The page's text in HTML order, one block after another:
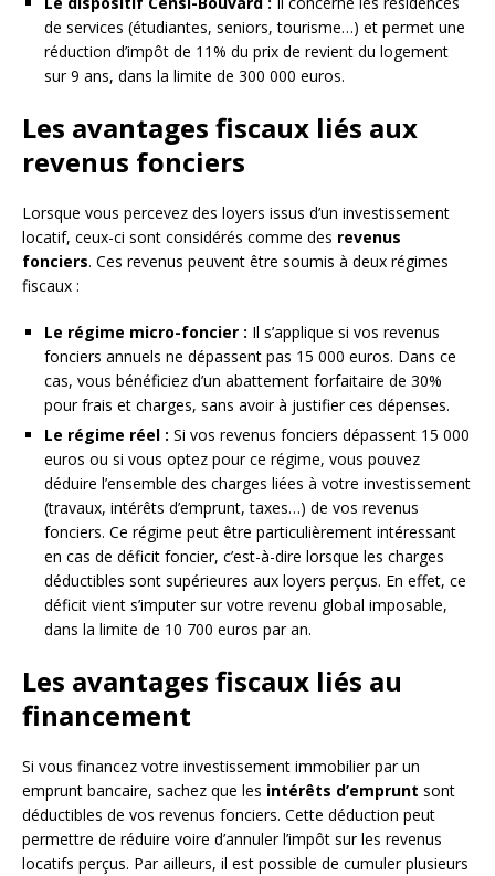
de services (étudiantes, seniors, tourisme…) et permet une
réduction d’impôt de 11% du prix de revient du logement
sur 9 ans, dans la limite de 300 000 euros.
Les avantages fiscaux liés aux
revenus fonciers
Lorsque vous percevez des loyers issus d’un investissement
locatif, ceux-ci sont considérés comme des revenus
fonciers. Ces revenus peuvent être soumis à deux régimes
fiscaux :
Le régime micro-foncier : Il s’applique si vos revenus
fonciers annuels ne dépassent pas 15 000 euros. Dans ce
cas, vous bénéficiez d’un abattement forfaitaire de 30%
pour frais et charges, sans avoir à justifier ces dépenses.
Le régime réel : Si vos revenus fonciers dépassent 15 000
euros ou si vous optez pour ce régime, vous pouvez
déduire l’ensemble des charges liées à votre investissement
(travaux, intérêts d’emprunt, taxes…) de vos revenus
fonciers. Ce régime peut être particulièrement intéressant
en cas de déficit foncier, c’est-à-dire lorsque les charges
déductibles sont supérieures aux loyers perçus. En effet, ce
déficit vient s’imputer sur votre revenu global imposable,
dans la limite de 10 700 euros par an.
Les avantages fiscaux liés au
financement
Si vous financez votre investissement immobilier par un
emprunt bancaire, sachez que les intérêts d’emprunt sont
déductibles de vos revenus fonciers. Cette déduction peut
permettre de réduire voire d’annuler l’impôt sur les revenus
locatifs perçus. Par ailleurs, il est possible de cumuler plusieurs